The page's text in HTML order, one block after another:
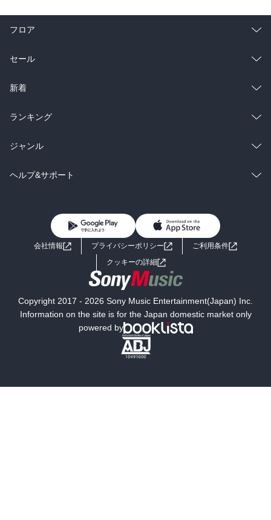
フロア
総合
ラノベ
雑誌・グラビア
BL・TL
セール
総合
ラノベ
雑誌・グラビア
BL・TL
新着
総合
ラノベ
雑誌・グラビア
ランキング
総合
ラノベ
ジャンル
コミック
ライトノベル 男子向けラノベ
小説
海外小説
ミステリー SF
文学
ヘルプ&サポート
よくあるご質問 お問い合わせ
会社情報 プライバシーポリシー
ご利用条件
クッキーの詳細
Copyright 2017 - 2026 Sony Music Entertainment(Japan) Inc.
Information on the site is for the Japan domestic market only
powered by